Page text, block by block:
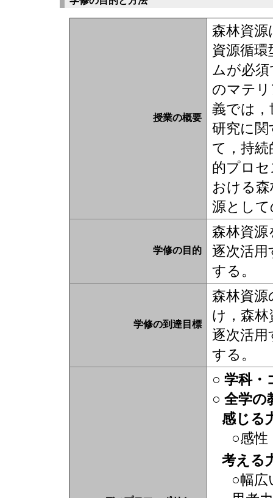
授業の概要
森林資
資源循
ムが必
のマテ
義では
研究に関
て，持
的プロ
おける
源とし
学修の目的
森林資源
逐次活
する。
学修の到達目標
森林資
け，森
逐次活
する。
○ 学科・
○ 全学の
感じる
○感性
考える
○幅広